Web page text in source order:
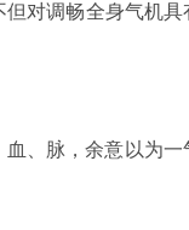
对调畅全身气机具
血、脉，余意以为一